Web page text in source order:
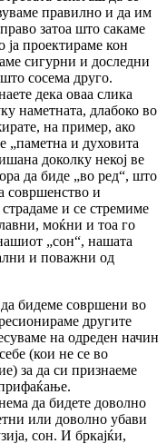
правилно и да им
затоа што сакаме
ја проектираме кон
сигурни и доследни
сосема друго.
дека оваа слика
наметната, длабоко во
на пример, ако
„паметна и духовита
доколку некој ве
да биде „во ред“, што
совршенство и
и се стремиме
моќни и тоа го
„сон“, нашата
и поважни од
бидеме совршени во
другите
на одреден начин
(кои не се во
за да си признаеме
да бидете доволно
или доволно убави
сон. И бркајќи,